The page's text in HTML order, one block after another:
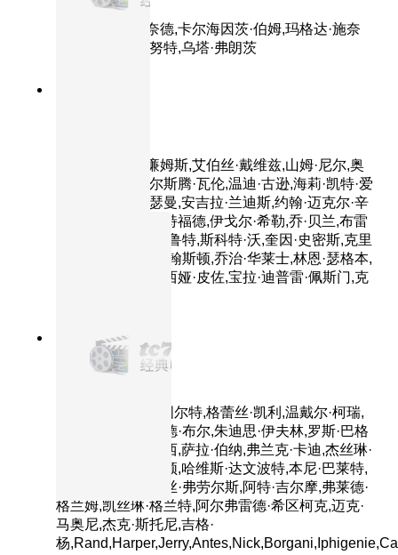
主演：罗密·施奈德,卡尔海因茨·伯姆,玛格达·施奈
德,古斯塔夫·克努特,乌塔·弗朗茨
主演：罗宾·威廉姆斯,艾伯丝·戴维兹,山姆·尼尔,奥
利弗·普莱特,绮尔斯腾·瓦伦,温迪·古逊,海莉·凯特·爱
森伯格,林兹·利瑟曼,安吉拉·兰迪斯,约翰·迈克尔·辛
吉斯,布莱德利·惠特福德,伊戈尔·希勒,乔·贝兰,布雷
特·瓦格纳,斯蒂芬·鲁特,斯科特·沃,奎因·史密斯,克里
斯蒂·科内利,杰·约翰斯顿,乔治·华莱士,林恩·瑟格本,
普雷斯·格里芬,玛西娅·皮佐,宝拉·迪普雷·佩斯门,克
1954正片
主演：詹姆斯·斯图尔特,格蕾丝·凯利,温戴尔·柯瑞,
瑟尔玛·瑞特,雷蒙德·布尔,朱迪思·伊夫林,罗斯·巴格
达萨里安,乔金·达西,萨拉·伯纳,弗兰克·卡迪,杰丝琳·
法克斯,艾琳·温斯顿,哈维斯·达文波特,本尼·巴莱特,
马拉·英格丽什,贝丝·弗劳尔斯,阿特·吉尔摩,弗莱德·
格兰姆,凯丝琳·格兰特,阿尔弗雷德·希区柯克,迈克·
马奥尼,杰克·斯托尼,吉格·
杨